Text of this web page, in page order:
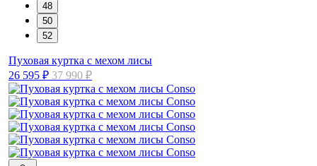
48
50
52
Пуховая куртка с мехом лисы
26 595 ₽ 37 990 ₽